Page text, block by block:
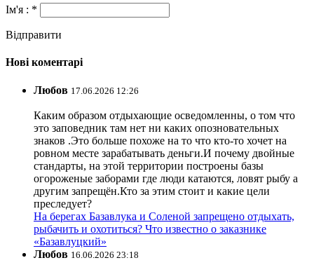
Ім'я : *
Відправити
Нові коментарі
Любов 17.06.2026 12:26
Каким образом отдыхающие осведомленны, о том что
это заповедник там нет ни каких опозновательных
знаков .Это больше похоже на то что кто-то хочет на
ровном месте зарабатывать деньги.И почему двойные
стандарты, на этой территории построены базы
огороженые заборами где люди катаются, ловят рыбу а
другим запрещён.Кто за этим стоит и какие цели
преследует?
На берегах Базавлука и Соленой запрещено отдыхать,
рыбачить и охотиться? Что известно о заказнике
«Базавлуцкий»
Любов 16.06.2026 23:18